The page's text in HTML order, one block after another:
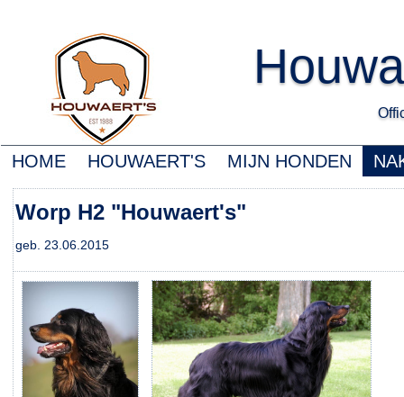
HOME HOUWAERT'S MIJN HONDEN
Worp H2 "Houwaert's"
geb. 23.06.2015